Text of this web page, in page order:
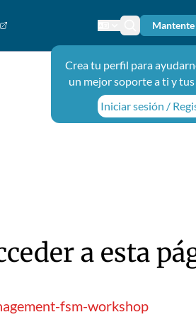
Cambiar el idioma
Ícono de
Crea tu perfil para
un mejor soporte a ti y
Iniciar sesión /
a esta
fsm-workshop